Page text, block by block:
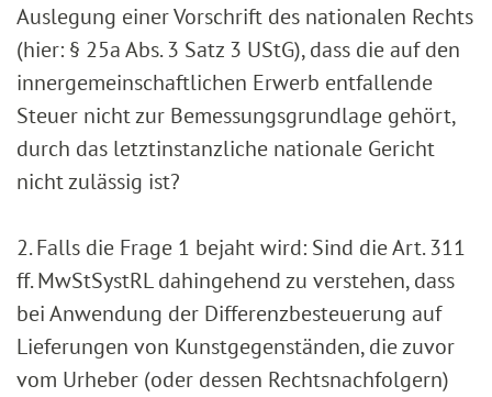
Auslegung einer Vorschrift des nationalen Rechts
(hier: § 25a Abs. 3 Satz 3 UStG), dass die auf den
innergemeinschaftlichen Erwerb entfallende
Steuer nicht zur Bemessungsgrundlage gehört,
durch das letztinstanzliche nationale Gericht
nicht zulässig ist?
2. Falls die Frage 1 bejaht wird: Sind die Art. 311
ff. MwStSystRL dahingehend zu verstehen, dass
bei Anwendung der Differenzbesteuerung auf
Lieferungen von Kunstgegenständen, die zuvor
vom Urheber (oder dessen Rechtsnachfolgern)